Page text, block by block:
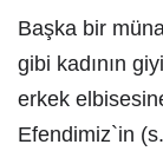
Başka bir
gibi kadının
erkek
Efendimiz`in